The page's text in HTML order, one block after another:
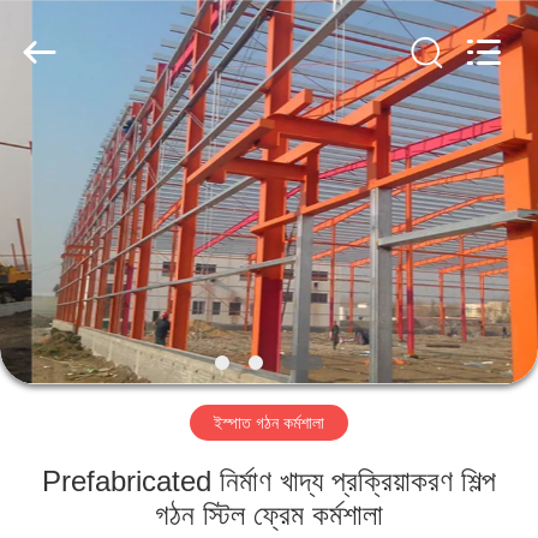
ভিডিও
ভিআর
শো
আমাদের
Qingdao
ইস্পাত গঠন কর্মশালা
Prefabricated নির্মাণ খাদ্য প্রক্রিয়াকরণ শিল্প
গঠন স্টিল ফ্রেম কর্মশালা